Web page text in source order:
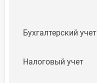
Бухгалтерский учет
Налоговый учет